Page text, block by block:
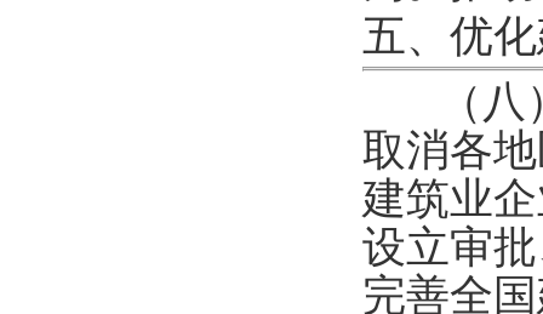
五、优
（
取消各
建筑业
设立审
完善全